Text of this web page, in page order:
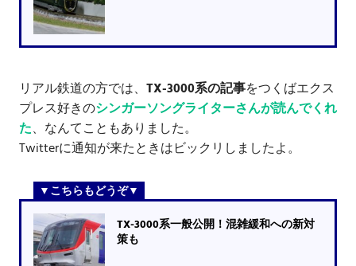
リアル鉄道の方では、 TX-3000系の記事をつくばエクス
プレス好きのシンガーソングライターさんが読んでくれ
た、なんてこともありました。
Twitterに通知が来たときはビックリしましたよ。
TX-3000系一般公開！混雑緩和への新対
策も